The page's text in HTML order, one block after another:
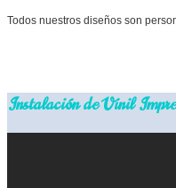
Todos nuestros diseños son
Instalación de Vinil